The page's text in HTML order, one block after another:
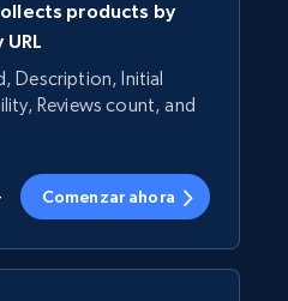
products by
Description, Initial
Reviews count, and
Comenzar ahora